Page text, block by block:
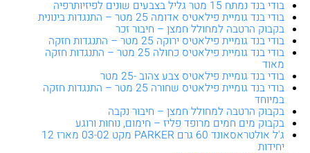
בודי בנד נמתח 15 מטר גליל בצבעים שונים לפיזיותרפיה
בודי בנד גומיית פילאטיס אדומה 25 מטר – התנגדות בינונית
בקבוק הרטבה למחולל חמצן – חיבור זכר
בודי בנד גומיית פילאטיס ירוקה 25 מטר – התנגדות חזקה
בודי בנד גומיית פילאטיס כחולה 25 מטר – התנגדות חזקה
מאוד
בודי בנד גומיית פילאטיס צבע צהוב -25 מטר
בודי בנד גומיית פילאטיס שחורה 25 מטר – התנגדות חזקה
במיוחד
בקבוק הרטבה למחולל חמצן – חיבור נקבה
בקבוק מים חמים מרופד פליז – חימום, נוחות ורוגע
ג'ל אולטראסאונד 60 גרם PARKER מקט 03-02 מארז 12
יחידות